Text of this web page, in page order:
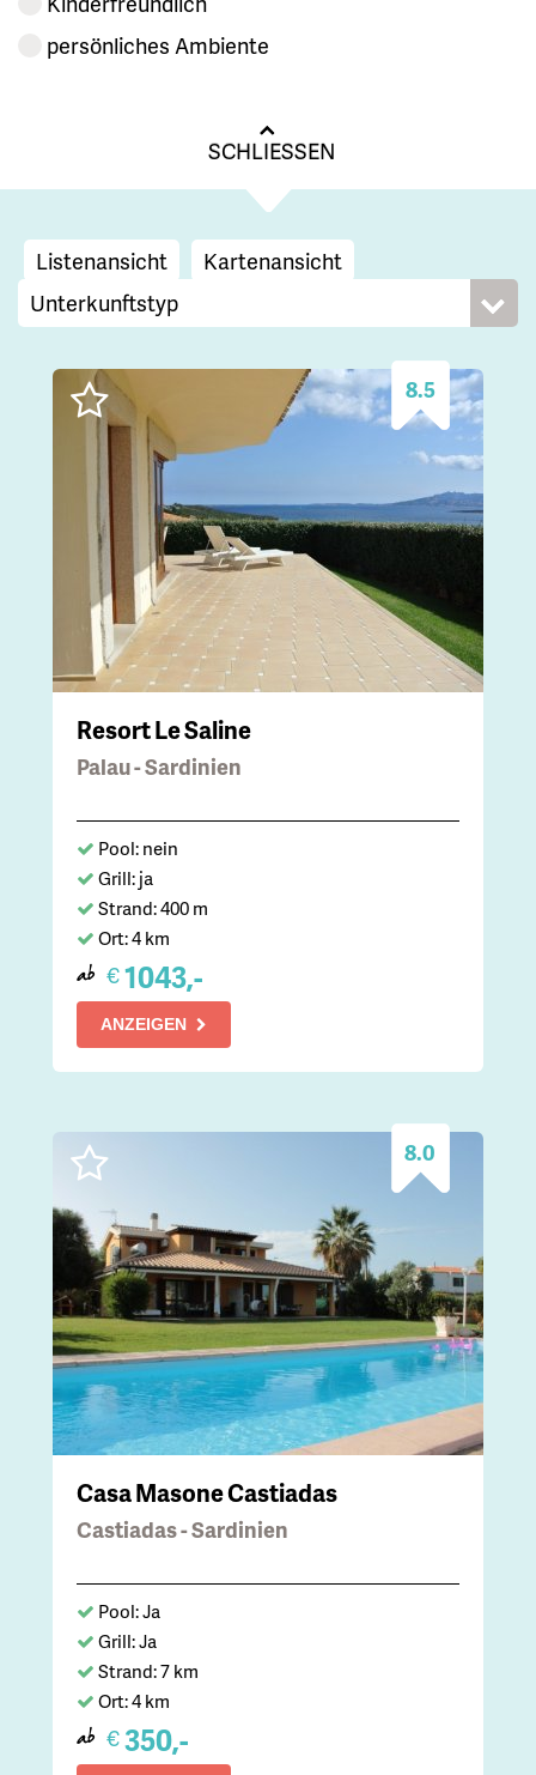
persönliches Ambiente
SCHLIESSEN
Listenansicht Kartenansicht
8.5
Resort Le Saline
Palau - Sardinien
Pool: nein
Grill: ja
Strand: 400 m
Ort: 4 km
ab €1043,-
ANZEIGEN
8.0
Casa Masone Castiadas
Castiadas - Sardinien
Pool: Ja
Grill: Ja
Strand: 7 km
Ort: 4 km
ab €350,-